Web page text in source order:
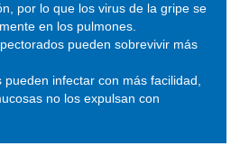
por lo que los virus de la gripe se
en los pulmones.
pueden sobrevivir más
infectar con más facilidad,
no los expulsan con